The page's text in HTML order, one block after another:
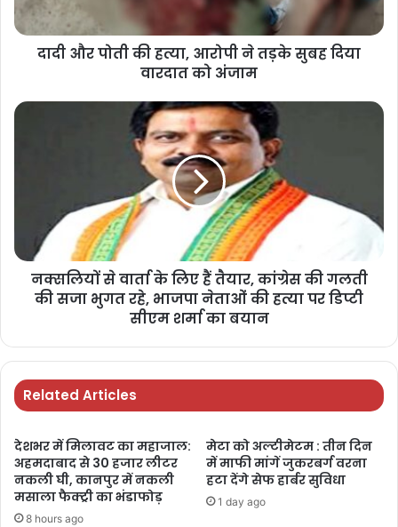
दादी और पोती की हत्या, आरोपी ने तड़के सुबह दिया
वारदात को अंजाम
नक्सलियों से वार्ता के लिए हैं तैयार, कांग्रेस की गलती
की सजा भुगत रहे, भाजपा नेताओं की हत्या पर डिप्टी
सीएम शर्मा का बयान
Related Articles
देशभर में मिलावट का महाजाल:
अहमदाबाद से 30 हजार लीटर
नकली घी, कानपुर में नकली
मसाला फैक्ट्री का भंडाफोड़
8 hours ago
मेटा को अल्टीमेटम : तीन दिन
में माफी मांगें जुकरबर्ग वरना
हटा देंगे सेफ हार्बर सुविधा
1 day ago